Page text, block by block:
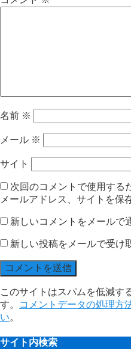
名前 ※
メール ※
サイト
次回のコメントで使用する
メールアドレス、サイトを保
新しいコメントをメールで
新しい投稿をメールで受け
このサイトはスパムを低減す
す。
コメントデータの処理方
い。
サイト内検索